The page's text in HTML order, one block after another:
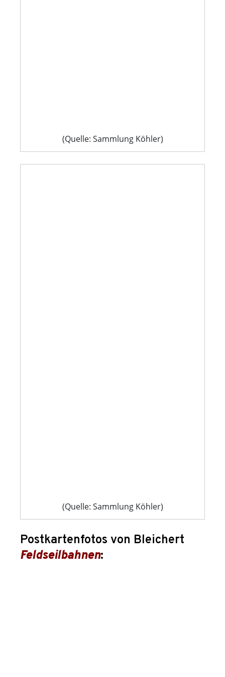
(Quelle: Sammlung Köhler)
(Quelle: Sammlung Köhler)
Postkartenfotos von Bleichert
Feldseilbahnen: